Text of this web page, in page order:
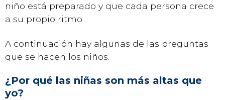
niño está preparado y que cada persona crece
a su propio ritmo.
A continuación hay algunas de las preguntas
que se hacen los niños.
¿Por qué las niñas son más altas que
yo?